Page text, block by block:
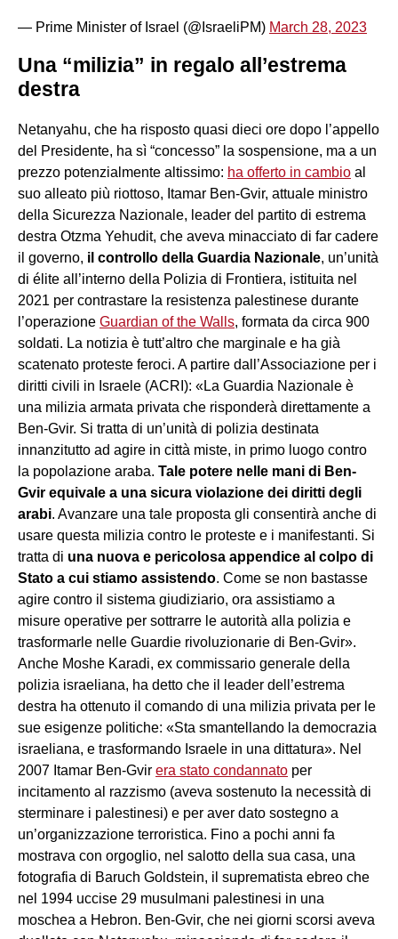
— Prime Minister of Israel (@IsraeliPM) March 28, 2023
Una “milizia” in regalo all’estrema
destra
Netanyahu, che ha risposto quasi dieci ore dopo l’appello
del Presidente, ha sì “concesso” la sospensione, ma a un
prezzo potenzialmente altissimo: ha offerto in cambio al
suo alleato più riottoso, Itamar Ben-Gvir, attuale ministro
della Sicurezza Nazionale, leader del partito di estrema
destra Otzma Yehudit, che aveva minacciato di far cadere
il governo, il controllo della Guardia Nazionale, un’unità
di élite all’interno della Polizia di Frontiera, istituita nel
2021 per contrastare la resistenza palestinese durante
l’operazione Guardian of the Walls, formata da circa 900
soldati. La notizia è tutt’altro che marginale e ha già
scatenato proteste feroci. A partire dall’Associazione per i
diritti civili in Israele (ACRI): «La Guardia Nazionale è
una milizia armata privata che risponderà direttamente a
Ben-Gvir. Si tratta di un’unità di polizia destinata
innanzitutto ad agire in città miste, in primo luogo contro
la popolazione araba. Tale potere nelle mani di Ben-
Gvir equivale a una sicura violazione dei diritti degli
arabi. Avanzare una tale proposta gli consentirà anche di
usare questa milizia contro le proteste e i manifestanti. Si
tratta di una nuova e pericolosa appendice al colpo di
Stato a cui stiamo assistendo. Come se non bastasse
agire contro il sistema giudiziario, ora assistiamo a
misure operative per sottrarre le autorità alla polizia e
trasformarle nelle Guardie rivoluzionarie di Ben-Gvir».
Anche Moshe Karadi, ex commissario generale della
polizia israeliana, ha detto che il leader dell’estrema
destra ha ottenuto il comando di una milizia privata per le
sue esigenze politiche: «Sta smantellando la democrazia
israeliana, e trasformando Israele in una dittatura». Nel
2007 Itamar Ben-Gvir era stato condannato per
incitamento al razzismo (aveva sostenuto la necessità di
sterminare i palestinesi) e per aver dato sostegno a
un’organizzazione terroristica. Fino a pochi anni fa
mostrava con orgoglio, nel salotto della sua casa, una
fotografia di Baruch Goldstein, il suprematista ebreo che
nel 1994 uccise 29 musulmani palestinesi in una
moschea a Hebron. Ben-Gvir, che nei giorni scorsi aveva